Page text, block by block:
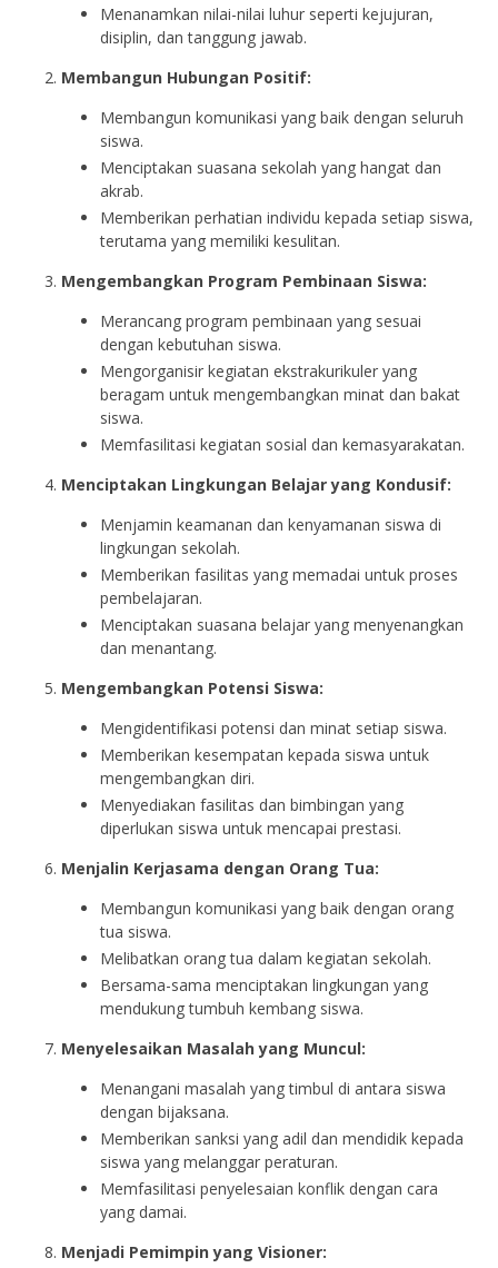
Menanamkan nilai-nilai luhur seperti kejujuran,
disiplin, dan tanggung jawab.
Membangun Hubungan Positif:
Membangun komunikasi yang baik dengan seluruh
siswa.
Menciptakan suasana sekolah yang hangat dan
akrab.
Memberikan perhatian individu kepada setiap siswa,
terutama yang memiliki kesulitan.
Mengembangkan Program Pembinaan Siswa:
Merancang program pembinaan yang sesuai
dengan kebutuhan siswa.
Mengorganisir kegiatan ekstrakurikuler yang
beragam untuk mengembangkan minat dan bakat
siswa.
Memfasilitasi kegiatan sosial dan kemasyarakatan.
Menciptakan Lingkungan Belajar yang Kondusif:
Menjamin keamanan dan kenyamanan siswa di
lingkungan sekolah.
Memberikan fasilitas yang memadai untuk proses
pembelajaran.
Menciptakan suasana belajar yang menyenangkan
dan menantang.
Mengembangkan Potensi Siswa:
Mengidentifikasi potensi dan minat setiap siswa.
Memberikan kesempatan kepada siswa untuk
mengembangkan diri.
Menyediakan fasilitas dan bimbingan yang
diperlukan siswa untuk mencapai prestasi.
Menjalin Kerjasama dengan Orang Tua:
Membangun komunikasi yang baik dengan orang
tua siswa.
Melibatkan orang tua dalam kegiatan sekolah.
Bersama-sama menciptakan lingkungan yang
mendukung tumbuh kembang siswa.
Menyelesaikan Masalah yang Muncul:
Menangani masalah yang timbul di antara siswa
dengan bijaksana.
Memberikan sanksi yang adil dan mendidik kepada
siswa yang melanggar peraturan.
Memfasilitasi penyelesaian konflik dengan cara
yang damai.
Menjadi Pemimpin yang Visioner: